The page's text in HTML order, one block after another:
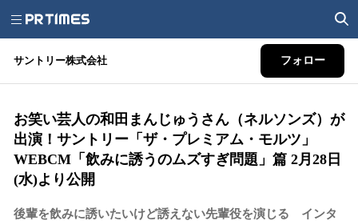
サントリー株式会社 フォロー
お笑い芸人の和田まんじゅうさん（ネルソンズ）が
出演！サントリー「ザ・プレミアム・モルツ」
WEBCM「飲みに誘うのムズすぎ問題」篇 2月28日
(水)より公開
後輩を飲みに誘いたいけど誘えない先輩役を演じる インタ